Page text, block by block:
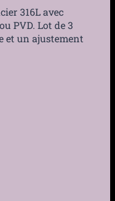
316L avec
PVD. Lot de 3
et un ajustement